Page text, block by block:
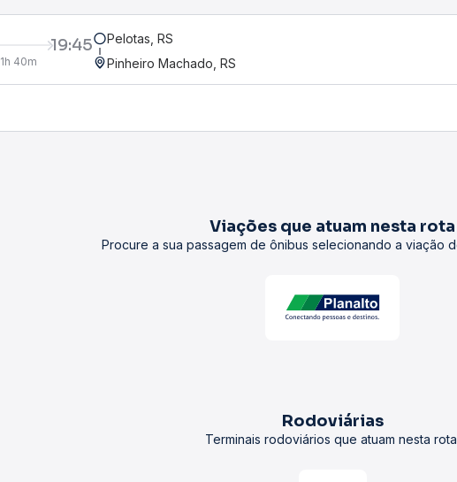
19:45
1h 40m
Pelotas, RS
Pinheiro Machado, RS
Viações que atuam nesta rota
Procure a sua passagem de ônibus selecionando a viação
Rodoviárias
Terminais rodoviários que atuam nesta